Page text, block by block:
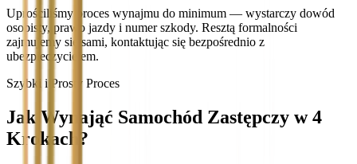
Uprościliśmy proces wynajmu do minimum — wystarczy dowód
osobisty, prawo jazdy i numer szkody. Resztą formalności
zajmujemy się sami, kontaktując się bezpośrednio z
ubezpieczycielem.
Szybki i Prosty Proces
Jak Wynająć Samochód Zastępczy w 4
Krokach?